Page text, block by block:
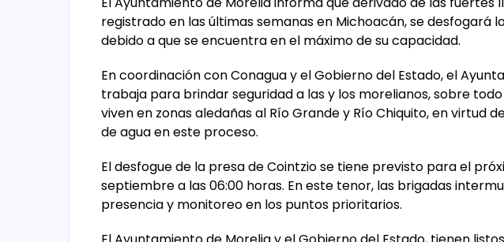
registrado en las últimas semanas en Michoacán, se desfogará
debido a que se encuentra en el máximo de su capacidad.
En coordinación con Conagua y el Gobierno del Estado, el
trabaja para brindar seguridad a las y los morelianos, sobre
viven en zonas aledañas al Río Grande y Río Chiquito, en virtud
de agua en este proceso.
El desfogue de la presa de Cointzio se tiene previsto para el
septiembre a las 06:00 horas. En este tenor, las brigadas
presencia y monitoreo en los puntos prioritarios.